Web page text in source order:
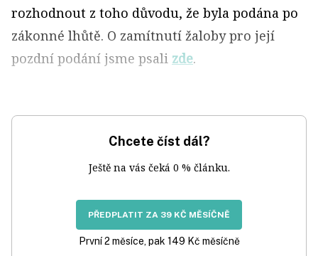
rozhodnout z toho důvodu, že byla podána po
zákonné lhůtě. O zamítnutí žaloby pro její
pozdní podání jsme psali zde.
Chcete číst dál?
Ještě na vás čeká 0 % článku.
PŘEDPLATIT ZA 39 KČ MĚSÍČNĚ
První 2 měsíce, pak 149 Kč měsíčně